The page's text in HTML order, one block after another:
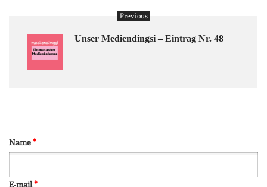
Previous
Unser Mediendingsi – Eintrag Nr. 48
Name*
E-mail*